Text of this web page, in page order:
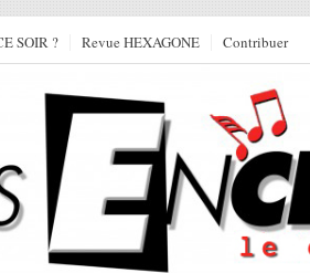
SOIR ? Revue HEXAGONE Contribuer